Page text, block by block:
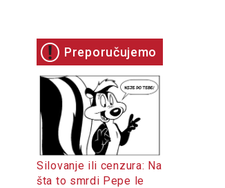
Preporučujemo
Silovanje ili cenzura: Na
šta to smrdi Pepe le